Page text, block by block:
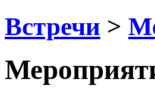
Встречи >